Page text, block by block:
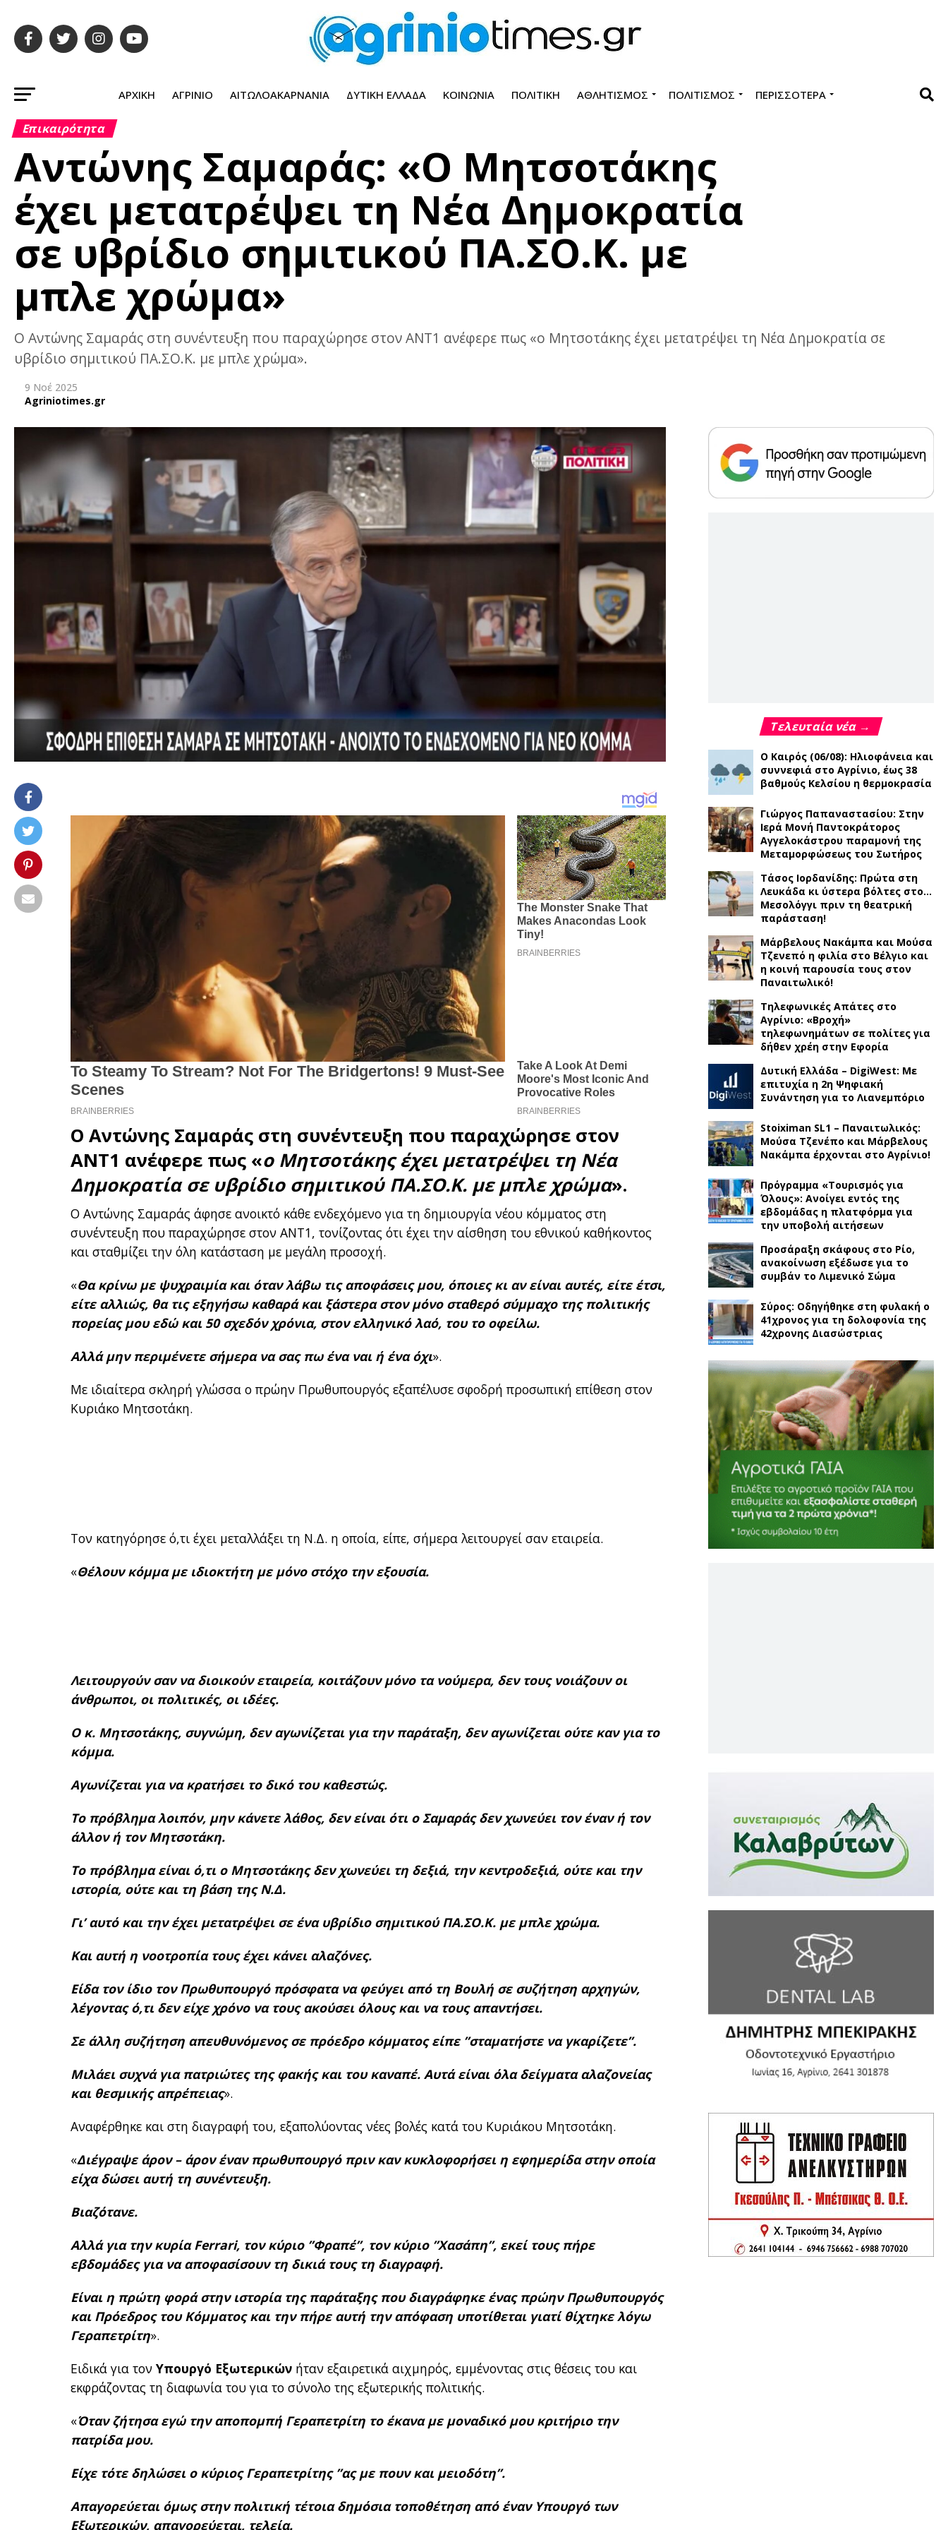
ΑΡΧΙΚΉ ΑΓΡΊΝΙΟ ΑΙΤΩΛΟΑΚΑΡΝΑΝΊΑ ΔΥΤΙΚΉ ΕΛΛΆΔΑ ΚΟΙΝΩΝΊΑ ΠΟΛΙΤΙΚΉ ΑΘΛΗΤΙΣΜΌΣ ΠΟΛΙΤΙΣΜΌΣ ΠΕΡΙΣΣΌΤΕΡΑ
Επικαιρότητα
Αντώνης Σαμαράς: «Ο Μητσοτάκης
έχει μετατρέψει τη Νέα Δημοκρατία
σε υβρίδιο σημιτικού ΠΑ.ΣΟ.Κ. με
μπλε χρώμα»
Ο Αντώνης Σαμαράς στη συνέντευξη που παραχώρησε στον ΑΝΤ1 ανέφερε πως «ο Μητσοτάκης έχει μετατρέψει τη Νέα Δημοκρατία σε
υβρίδιο σημιτικού ΠΑ.ΣΟ.Κ. με μπλε χρώμα».
9 Νοέ 2025
Agriniotimes.gr
ΟΑντώνης Σαμαράς στη συνέντευξη που παραχώρησε στον
ΑΝΤ1 ανέφερε πως «ο Μητσοτάκης έχει μετατρέψει τη Νέα
Δημοκρατία σε υβρίδιο σημιτικού ΠΑ.ΣΟ.Κ. με μπλε χρώμα».
Ο Αντώνης Σαμαράς άφησε ανοικτό κάθε ενδεχόμενο για τη δημιουργία νέου κόμματος στη
συνέντευξη που παραχώρησε στον ΑΝΤ1, τονίζοντας ότι έχει την αίσθηση του εθνικού καθήκοντος
και σταθμίζει την όλη κατάσταση με μεγάλη προσοχή.
«Θα κρίνω με ψυχραιμία και όταν λάβω τις αποφάσεις μου, όποιες κι αν είναι αυτές, είτε έτσι,
είτε αλλιώς, θα τις εξηγήσω καθαρά και ξάστερα στον μόνο σταθερό σύμμαχο της πολιτικής
πορείας μου εδώ και 50 σχεδόν χρόνια, στον ελληνικό λαό, του το οφείλω.
Αλλά μην περιμένετε σήμερα να σας πω ένα ναι ή ένα όχι».
Με ιδιαίτερα σκληρή γλώσσα ο πρώην Πρωθυπουργός εξαπέλυσε σφοδρή προσωπική επίθεση στον
Κυριάκο Μητσοτάκη.
Τον κατηγόρησε ό,τι έχει μεταλλάξει τη Ν.Δ. η οποία, είπε, σήμερα λειτουργεί σαν εταιρεία.
«Θέλουν κόμμα με ιδιοκτήτη με μόνο στόχο την εξουσία.
Λειτουργούν σαν να διοικούν εταιρεία, κοιτάζουν μόνο τα νούμερα, δεν τους νοιάζουν οι
άνθρωποι, οι πολιτικές, οι ιδέες.
Ο κ. Μητσοτάκης, συγνώμη, δεν αγωνίζεται για την παράταξη, δεν αγωνίζεται ούτε καν για το
κόμμα.
Αγωνίζεται για να κρατήσει το δικό του καθεστώς.
Το πρόβλημα λοιπόν, μην κάνετε λάθος, δεν είναι ότι ο Σαμαράς δεν χωνεύει τον έναν ή τον
άλλον ή τον Μητσοτάκη.
Το πρόβλημα είναι ό,τι ο Μητσοτάκης δεν χωνεύει τη δεξιά, την κεντροδεξιά, ούτε και την
ιστορία, ούτε και τη βάση της Ν.Δ.
Γι’ αυτό και την έχει μετατρέψει σε ένα υβρίδιο σημιτικού ΠΑ.ΣΟ.Κ. με μπλε χρώμα.
Και αυτή η νοοτροπία τους έχει κάνει αλαζόνες.
Είδα τον ίδιο τον Πρωθυπουργό πρόσφατα να φεύγει από τη Βουλή σε συζήτηση αρχηγών,
λέγοντας ό,τι δεν είχε χρόνο να τους ακούσει όλους και να τους απαντήσει.
Σε άλλη συζήτηση απευθυνόμενος σε πρόεδρο κόμματος είπε ”σταματήστε να γκαρίζετε”.
Μιλάει συχνά για πατριώτες της φακής και του καναπέ. Αυτά είναι όλα δείγματα αλαζονείας
και θεσμικής απρέπειας».
Αναφέρθηκε και στη διαγραφή του, εξαπολύοντας νέες βολές κατά του Κυριάκου Μητσοτάκη.
«Διέγραψε άρον – άρον έναν πρωθυπουργό πριν καν κυκλοφορήσει η εφημερίδα στην οποία
είχα δώσει αυτή τη συνέντευξη.
Βιαζότανε.
Αλλά για την κυρία Ferrari, τον κύριο ”Φραπέ”, τον κύριο ”Χασάπη”, εκεί τους πήρε
εβδομάδες για να αποφασίσουν τη δικιά τους τη διαγραφή.
Είναι η πρώτη φορά στην ιστορία της παράταξης που διαγράφηκε ένας πρώην Πρωθυπουργός
και Πρόεδρος του Κόμματος και την πήρε αυτή την απόφαση υποτίθεται γιατί θίχτηκε λόγω
Γεραπετρίτη».
Ειδικά για τονΥπουργό Εξωτερικών ήταν εξαιρετικά αιχμηρός, εμμένοντας στις θέσεις του και
εκφράζοντας τη διαφωνία του για το σύνολο της εξωτερικής πολιτικής.
«Όταν ζήτησα εγώ την αποπομπή Γεραπετρίτη το έκανα με μοναδικό μου κριτήριο την
πατρίδα μου.
Είχε τότε δηλώσει ο κύριος Γεραπετρίτης ”ας με πουν και μειοδότη”.
Απαγορεύεται όμως στην πολιτική τέτοια δημόσια τοποθέτηση από έναν Υπουργό των
Εξωτερικών, απαγορεύεται, τελεία.
Τελευταία νέα →
Ο Καιρός (06/08): Ηλιοφάνεια και
συννεφιά στο Αγρίνιο, έως 38
βαθμούς Κελσίου η θερμοκρασία
Γιώργος Παπαναστασίου: Στην
Ιερά Μονή Παντοκράτορος
Αγγελοκάστρου παραμονή της
Μεταμορφώσεως του Σωτήρος
Τάσος Ιορδανίδης: Πρώτα στη
Λευκάδα κι ύστερα βόλτες στο…
Μεσολόγγι πριν τη θεατρική
παράσταση!
Μάρβελους Νακάμπα και Μούσα
Τζενεπό η φιλία στο Βέλγιο και
η κοινή παρουσία τους στον
Παναιτωλικό!
Τηλεφωνικές Απάτες στο
Αγρίνιο: «Βροχή»
τηλεφωνημάτων σε πολίτες για
δήθεν χρέη στην Εφορία
Δυτική Ελλάδα – DigiWest: Με
επιτυχία η 2η Ψηφιακή
Συνάντηση για το Λιανεμπόριο
Stoiximan SL1 – Παναιτωλικός:
Μούσα Τζενέπο και Μάρβελους
Νακάμπα έρχονται στο Αγρίνιο!
Πρόγραμμα «Τουρισμός για
Όλους»: Ανοίγει εντός της
εβδομάδας η πλατφόρμα για
την υποβολή αιτήσεων
Προσάραξη σκάφους στο Ρίο,
ανακοίνωση εξέδωσε για το
συμβάν το Λιμενικό Σώμα
Σύρος: Οδηγήθηκε στη φυλακή ο
41χρονος για τη δολοφονία της
42χρονης Διασώστριας